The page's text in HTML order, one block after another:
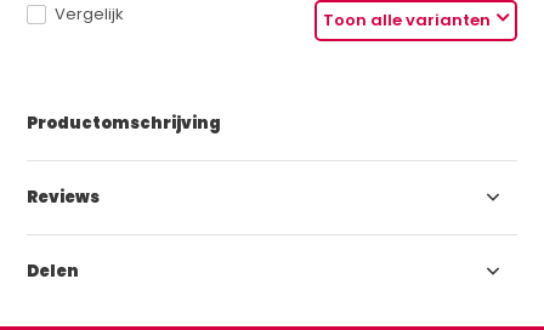
Toon alle varianten
Vergelijk
Productomschrijving
Reviews
Delen